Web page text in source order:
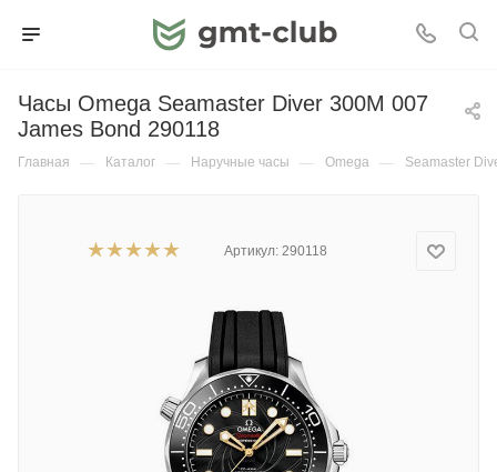
Часы Omega Seamaster Diver 300M 007
James Bond 290118
Главная — Каталог — Наручные часы — Omega — Seamaster
Артикул: 290118